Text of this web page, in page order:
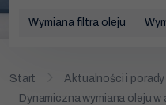
Wymiana klocków
Wymiana filtra oleju
Start
Aktualności i porady
Dynamiczna wymiana oleju